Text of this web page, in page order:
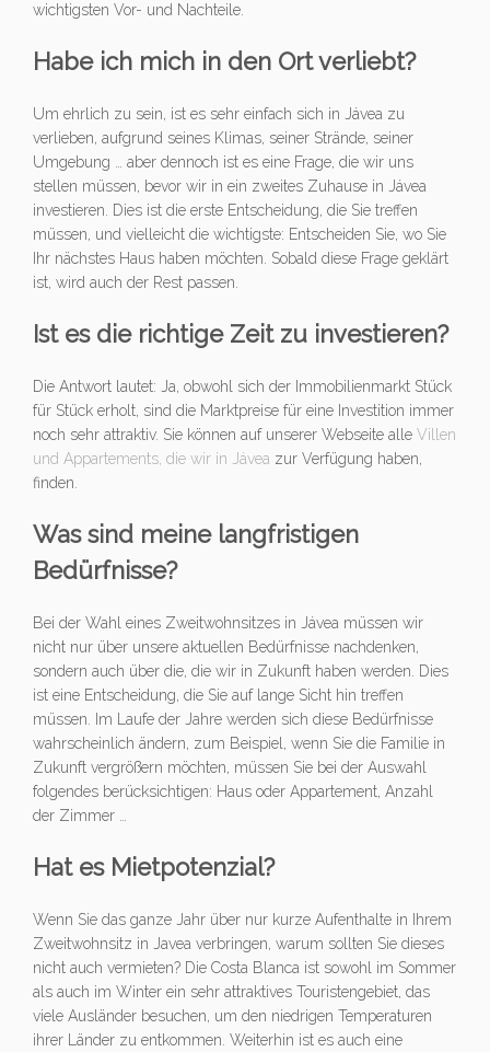
wichtigsten Vor- und Nachteile.
Habe ich mich in den Ort verliebt?
Um ehrlich zu sein, ist es sehr einfach sich in Jávea zu
verlieben, aufgrund seines Klimas, seiner Strände, seiner
Umgebung … aber dennoch ist es eine Frage, die wir uns
stellen müssen, bevor wir in ein zweites Zuhause in Jávea
investieren. Dies ist die erste Entscheidung, die Sie treffen
müssen, und vielleicht die wichtigste: Entscheiden Sie, wo Sie
Ihr nächstes Haus haben möchten. Sobald diese Frage geklärt
ist, wird auch der Rest passen.
Ist es die richtige Zeit zu investieren?
Die Antwort lautet: Ja, obwohl sich der Immobilienmarkt Stück
für Stück erholt, sind die Marktpreise für eine Investition immer
noch sehr attraktiv. Sie können auf unserer Webseite alle Villen
und Appartements, die wir in Jávea zur Verfügung haben,
finden.
Was sind meine langfristigen
Bedürfnisse?
Bei der Wahl eines Zweitwohnsitzes in Jávea müssen wir
nicht nur über unsere aktuellen Bedürfnisse nachdenken,
sondern auch über die, die wir in Zukunft haben werden. Dies
ist eine Entscheidung, die Sie auf lange Sicht hin treffen
müssen. Im Laufe der Jahre werden sich diese Bedürfnisse
wahrscheinlich ändern, zum Beispiel, wenn Sie die Familie in
Zukunft vergrößern möchten, müssen Sie bei der Auswahl
folgendes berücksichtigen: Haus oder Appartement, Anzahl
der Zimmer …
Hat es Mietpotenzial?
Wenn Sie das ganze Jahr über nur kurze Aufenthalte in Ihrem
Zweitwohnsitz in Javea verbringen, warum sollten Sie dieses
nicht auch vermieten? Die Costa Blanca ist sowohl im Sommer
als auch im Winter ein sehr attraktives Touristengebiet, das
viele Ausländer besuchen, um den niedrigen Temperaturen
ihrer Länder zu entkommen. Weiterhin ist es auch eine